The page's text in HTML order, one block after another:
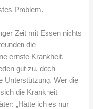
Problem.
Zeit mit Essen nichts
die
ernste Krankheit.
gut zu, doch
Unterstützung. Wer die
die Krankheit
„Hätte ich es nur